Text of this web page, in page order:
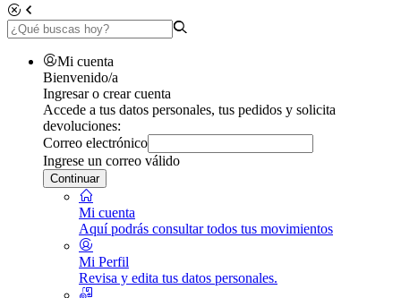
Mi cuenta
Bienvenido/a
Ingresar o crear cuenta
Accede a tus datos personales, tus pedidos y solicita
devoluciones:
Correo electrónico
Ingrese un correo válido
Continuar
Mi cuenta
Aquí podrás consultar todos tus movimientos
Mi Perfil
Revisa y edita tus datos personales.